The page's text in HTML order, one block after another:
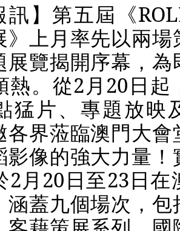
訊】第五屆《
》上月率先以兩場
展覽揭開序幕，為
熱。從2月 20日起
猛片、專題放映
各界蒞臨澳門大會
影像的強大力量！
2月 20日至23日在
涵蓋九個場次，包